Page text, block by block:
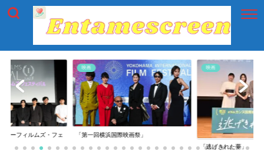
アーフィルムズ・フェ
映画
「第一回横浜国際映画祭」
映画
「逃げきれた夢」